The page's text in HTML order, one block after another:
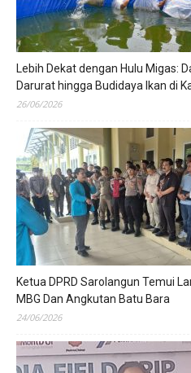
Lebih Dekat dengan Hulu Migas:
Darurat hingga Budidaya Ikan di
26/06/2026
Ketua DPRD Sarolangun Temui
MBG Dan Angkutan Batu Bara
24/06/2026